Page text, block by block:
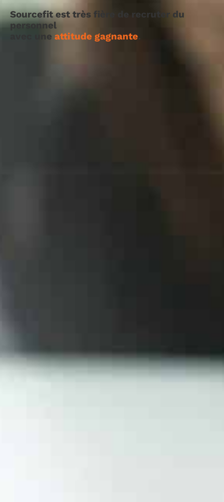
Sourcefit est très fière de recruter du
personnel
avec une attitude gagnante